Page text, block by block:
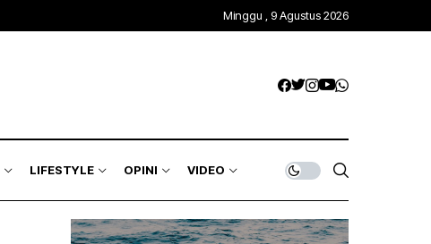
Minggu , 9 Agustus 2026
LIFESTYLE OPINI VIDEO